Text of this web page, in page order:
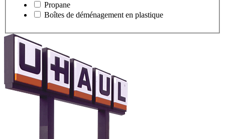
Propane
Boîtes de déménagement en plastique